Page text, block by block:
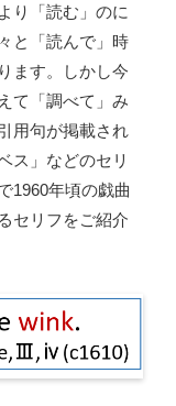
り「読む」のに
と「読んで」時
ます。しかし今
て「調べて」み
用句が掲載され
ス」などのセリ
1960年頃の戯曲
セリフをご紹介